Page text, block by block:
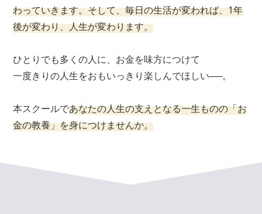
わっていきます。そして、毎日の生活が変われば、1年
後が変わり、人生が変わります。
ひとりでも多くの人に、お金を味方につけて
一度きりの人生をおもいっきり楽しんでほしい──。
本スクールであなたの人生の支えとなる一生ものの「お
金の教養」を身につけませんか。